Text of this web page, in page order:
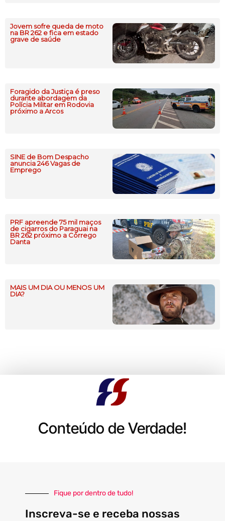
Jovem sofre queda de moto
na BR 262 e fica em estado
grave de saúde
Foragido da Justiça é preso
durante abordagem da
Polícia Militar em Rodovia
próximo a Arcos
SINE de Bom Despacho
anuncia 246 Vagas de
Emprego
PRF apreende 75 mil maços
de cigarros do Paraguai na
BR 262 próximo a Córrego
Danta
MAIS UM DIA OU MENOS UM
DIA?
Conteúdo de Verdade!
Fique por dentro de tudo!
Inscreva-se e receba nossas